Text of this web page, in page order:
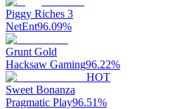
Piggy Riches 3
NetEnt96.09%
Grunt Gold
Hacksaw Gaming96.22%
HOT
Sweet Bonanza
Pragmatic Play96.51%